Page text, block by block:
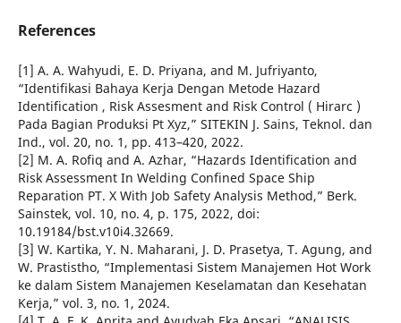
References
[1] A. A. Wahyudi, E. D. Priyana, and M. Jufriyanto,
“Identifikasi Bahaya Kerja Dengan Metode Hazard
Identification , Risk Assesment and Risk Control ( Hirarc )
Pada Bagian Produksi Pt Xyz,” SITEKIN J. Sains, Teknol. dan
Ind., vol. 20, no. 1, pp. 413–420, 2022.
[2] M. A. Rofiq and A. Azhar, “Hazards Identification and
Risk Assessment In Welding Confined Space Ship
Reparation PT. X With Job Safety Analysis Method,” Berk.
Sainstek, vol. 10, no. 4, p. 175, 2022, doi:
10.19184/bst.v10i4.32669.
[3] W. Kartika, Y. N. Maharani, J. D. Prasetya, T. Agung, and
W. Prastistho, “Implementasi Sistem Manajemen Hot Work
ke dalam Sistem Manajemen Keselamatan dan Kesehatan
Kerja,” vol. 3, no. 1, 2024.